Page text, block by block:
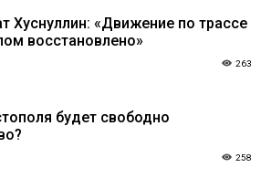
Хуснуллин: «Движение по трассе
восстановлено»
263
будет свободно
258